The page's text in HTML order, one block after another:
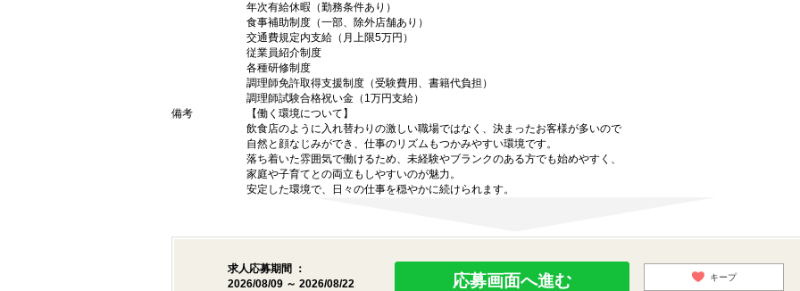
年次有給休暇（勤務条件あり）
食事補助制度（一部、除外店舗あり）
交通費規定内支給（月上限5万円）
従業員紹介制度
各種研修制度
調理師免許取得支援制度（受験費用、書籍代負担）
調理師試験合格祝い金（1万円支給）
備考
【働く環境について】
飲食店のように入れ替わりの激しい職場ではなく、決まったお客様が多いので
自然と顔なじみができ、仕事のリズムもつかみやすい環境です。
落ち着いた雰囲気で働けるため、未経験やブランクのある方でも始めやすく、
家庭や子育てとの両立もしやすいのが魅力。
安定した環境で、日々の仕事を穏やかに続けられます。
求人応募期間 ：
2026/08/09 ～ 2026/08/22
応募画面へ進む キープ